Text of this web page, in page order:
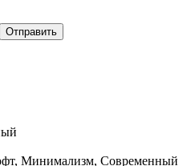
Минимализм, Современный